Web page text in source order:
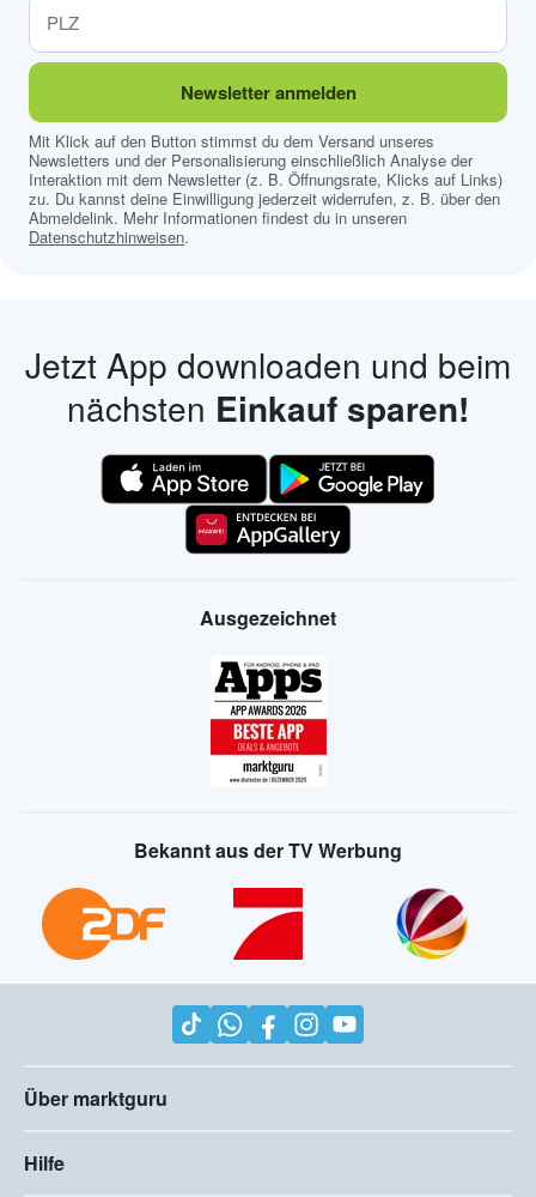
Newsletter anmelden
Mit Klick auf den Button stimmst du dem Versand unseres
Newsletters und der Personalisierung einschließlich Analyse der
Interaktion mit dem Newsletter (z. B. Öffnungsrate, Klicks auf Links)
zu. Du kannst deine Einwilligung jederzeit widerrufen, z. B. über den
Abmeldelink. Mehr Informationen findest du in unseren
Datenschutzhinweisen.
Jetzt App downloaden und beim
nächsten Einkauf sparen!
Ausgezeichnet
Bekannt aus der TV Werbung
Über marktguru
Hilfe